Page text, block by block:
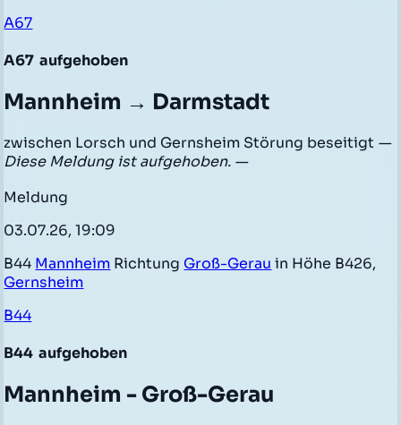
A67
A67 aufgehoben
Mannheim → Darmstadt
zwischen Lorsch und Gernsheim Störung beseitigt —
Diese Meldung ist aufgehoben. —
Meldung
03.07.26, 19:09
B44 Mannheim Richtung Groß-Gerau in Höhe B426,
Gernsheim
B44
B44 aufgehoben
Mannheim - Groß-Gerau